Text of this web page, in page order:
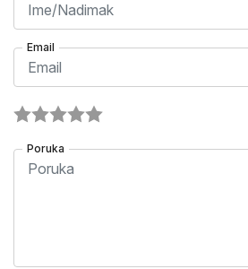
Email
Poruka